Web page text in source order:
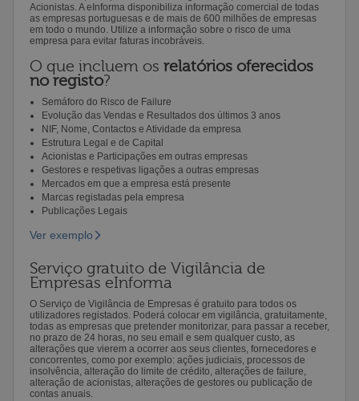
Acionistas. A eInforma disponibiliza informação comercial de todas
as empresas portuguesas e de mais de 600 milhões de empresas
em todo o mundo. Utilize a informação sobre o risco de uma
empresa para evitar faturas incobráveis.
O que incluem os relatórios oferecidos
no registo?
Semáforo do Risco de Failure
Evolução das Vendas e Resultados dos últimos 3 anos
NIF, Nome, Contactos e Atividade da empresa
Estrutura Legal e de Capital
Acionistas e Participações em outras empresas
Gestores e respetivas ligações a outras empresas
Mercados em que a empresa está presente
Marcas registadas pela empresa
Publicações Legais
Ver exemplo
Serviço gratuito de Vigilância de
Empresas eInforma
O Serviço de Vigilância de Empresas é gratuito para todos os
utilizadores registados. Poderá colocar em vigilância, gratuitamente,
todas as empresas que pretender monitorizar, para passar a receber,
no prazo de 24 horas, no seu email e sem qualquer custo, as
alterações que vierem a ocorrer aos seus clientes, fornecedores e
concorrentes, como por exemplo: ações judiciais, processos de
insolvência, alteração do limite de crédito, alterações de failure,
alteração de acionistas, alterações de gestores ou publicação de
contas anuais.